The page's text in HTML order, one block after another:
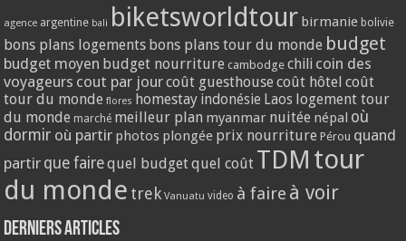
agence argentine bali biketsworldtour birmanie bolivie
bons plans logements bons plans tour du monde budget
budget moyen budget nourriture cambodge chili coin des
voyageurs cout par jourcoût guesthouse coût hôtel coût
tour du monde flores homestay indonésie Laos logement tour
du monde marché meilleur plan myanmar nuitée népal où
dormir où partir photos plongée prix nourriture Pérou quand
partir que fairequel budgetquel coût TDM tour
du monde trek Vanuatu video à faire à voir
Derniers articles